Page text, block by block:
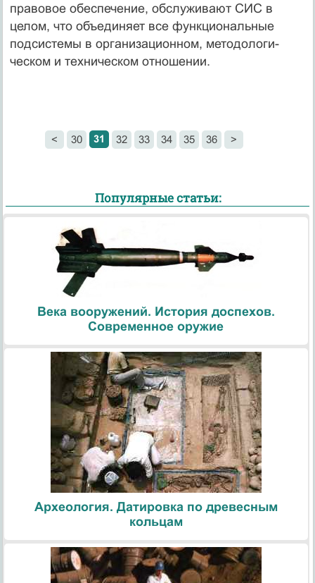
правовое обеспечение, обслуживают СИС в
целом, что объединяет все функциональные
подсистемы в организационном, методологи­
ческом и техническом отношении.
< 30 31 32 33 34 35 36 >
Популярные статьи:
Века вооружений. История доспехов.
Современное оружие
Археология. Датировка по древесным
кольцам